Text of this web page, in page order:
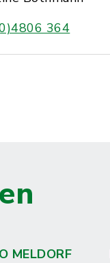
364
MELDORF